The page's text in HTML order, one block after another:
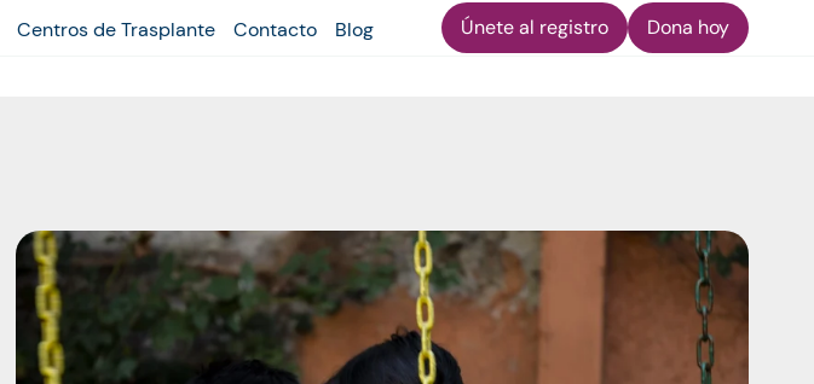
Centros de Trasplante Contacto Blog Únete al registro Dona hoy